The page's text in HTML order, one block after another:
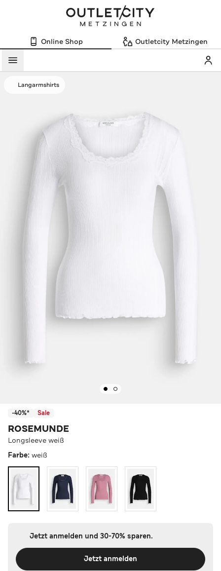
Online Shop Outletcity Metzingen
Menü
Langarmshirts
-40%* Sale
ROSEMUNDE
Longsleeve weiß
Farbe: weiß
Jetzt anmelden und 30-70% sparen.
Jetzt anmelden